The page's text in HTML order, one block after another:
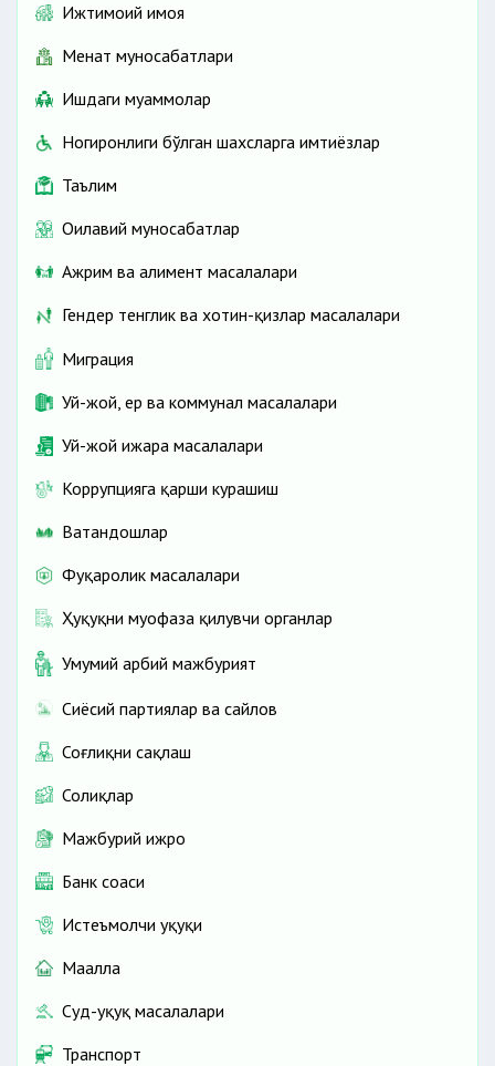
Ижтимоий ҳимоя
Меҳнат муносабатлари
Ишдаги муаммолар
Ногиронлиги бўлган шахсларга имтиёзлар
Таълим
Оилавий муносабатлар
Ажрим ва алимент масалалари
Гендер тенглик ва хотин-қизлар масалалари
Миграция
Уй-жой, ер ва коммунал масалалари
Уй-жой ижара масалалари
Коррупцияга қарши курашиш
Ватандошлар
Фуқаролик масалалари
Ҳуқуқни муҳофаза қилувчи органлар
Умумий ҳарбий мажбурият
Сиёсий партиялар ва сайлов
Соғлиқни сақлаш
Солиқлар
Мажбурий ижро
Банк соҳаси
Истеъмолчи ҳуқуқи
Маҳалла
Суд-ҳуқуқ масалалари
Транспорт